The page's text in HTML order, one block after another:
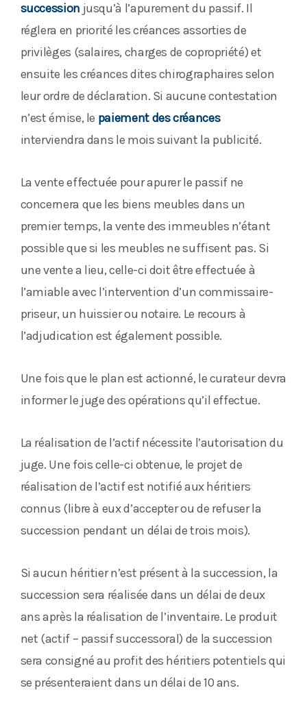
succession jusqu’à l’apurement du passif. Il
réglera en priorité les créances assorties de
privilèges (salaires, charges de copropriété) et
ensuite les créances dites chirographaires selon
leur ordre de déclaration. Si aucune contestation
n’est émise, le paiement des créances
interviendra dans le mois suivant la publicité.
La vente effectuée pour apurer le passif ne
concernera que les biens meubles dans un
premier temps, la vente des immeubles n’étant
possible que si les meubles ne suffisent pas. Si
une vente a lieu, celle-ci doit être effectuée à
l’amiable avec l’intervention d’un commissaire-
priseur, un huissier ou notaire. Le recours à
l’adjudication est également possible.
Une fois que le plan est actionné, le curateur devra
informer le juge des opérations qu’il effectue.
La réalisation de l’actif nécessite l’autorisation du
juge. Une fois celle-ci obtenue, le projet de
réalisation de l’actif est notifié aux héritiers
connus (libre à eux d’accepter ou de refuser la
succession pendant un délai de trois mois).
Si aucun héritier n’est présent à la succession, la
succession sera réalisée dans un délai de deux
ans après la réalisation de l’inventaire. Le produit
net (actif – passif successoral) de la succession
sera consigné au profit des héritiers potentiels qui
se présenteraient dans un délai de 10 ans.